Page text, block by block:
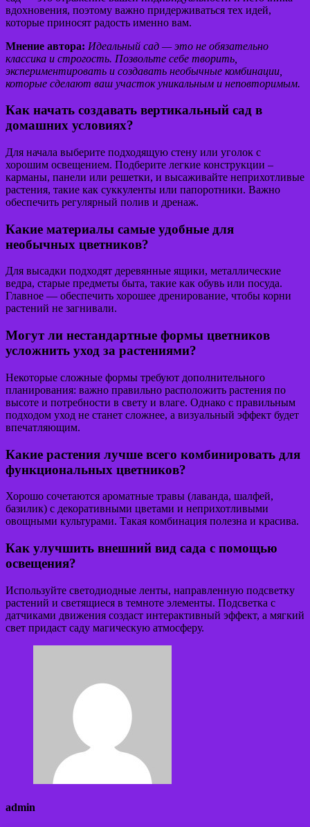
вдохновения, поэтому важно придерживаться тех идей,
которые приносят радость именно вам.
Мнение автора: Идеальный сад — это не обязательно
классика и строгость. Позвольте себе творить,
экспериментировать и создавать необычные комбинации,
которые сделают ваш участок уникальным и неповторимым.
Как начать создавать вертикальный сад в
домашних условиях?
Для начала выберите подходящую стену или уголок с
хорошим освещением. Подберите легкие конструкции –
карманы, панели или решетки, и высаживайте неприхотливые
растения, такие как суккуленты или папоротники. Важно
обеспечить регулярный полив и дренаж.
Какие материалы самые удобные для
необычных цветников?
Для высадки подходят деревянные ящики, металлические
ведра, старые предметы быта, такие как обувь или посуда.
Главное — обеспечить хорошее дренирование, чтобы корни
растений не загнивали.
Могут ли нестандартные формы цветников
усложнить уход за растениями?
Некоторые сложные формы требуют дополнительного
планирования: важно правильно расположить растения по
высоте и потребности в свету и влаге. Однако с правильным
подходом уход не станет сложнее, а визуальный эффект будет
впечатляющим.
Какие растения лучше всего комбинировать для
функциональных цветников?
Хорошо сочетаются ароматные травы (лаванда, шалфей,
базилик) с декоративными цветами и неприхотливыми
овощными культурами. Такая комбинация полезна и красива.
Как улучшить внешний вид сада с помощью
освещения?
Используйте светодиодные ленты, направленную подсветку
растений и светящиеся в темноте элементы. Подсветка с
датчиками движения создаст интерактивный эффект, а мягкий
свет придаст саду магическую атмосферу.
admin